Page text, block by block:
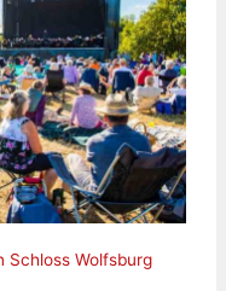
Schloss Wolfsburg